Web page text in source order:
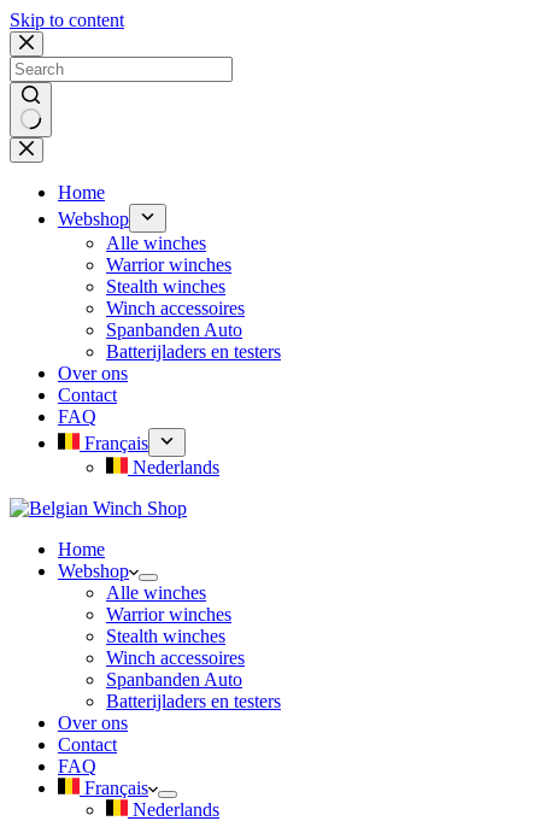
Skip to content
No
results
Home
Webshop
Alle winches
Warrior winches
Stealth winches
Winch accessoires
Spanbanden Auto
Batterijladers en testers
Over ons
Contact
FAQ
Français
Nederlands
Home
Webshop
Alle winches
Warrior winches
Stealth winches
Winch accessoires
Spanbanden Auto
Batterijladers en testers
Over ons
Contact
FAQ
Français
Nederlands